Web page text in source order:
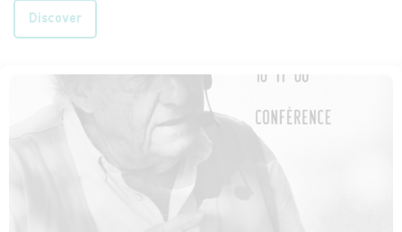
Discover